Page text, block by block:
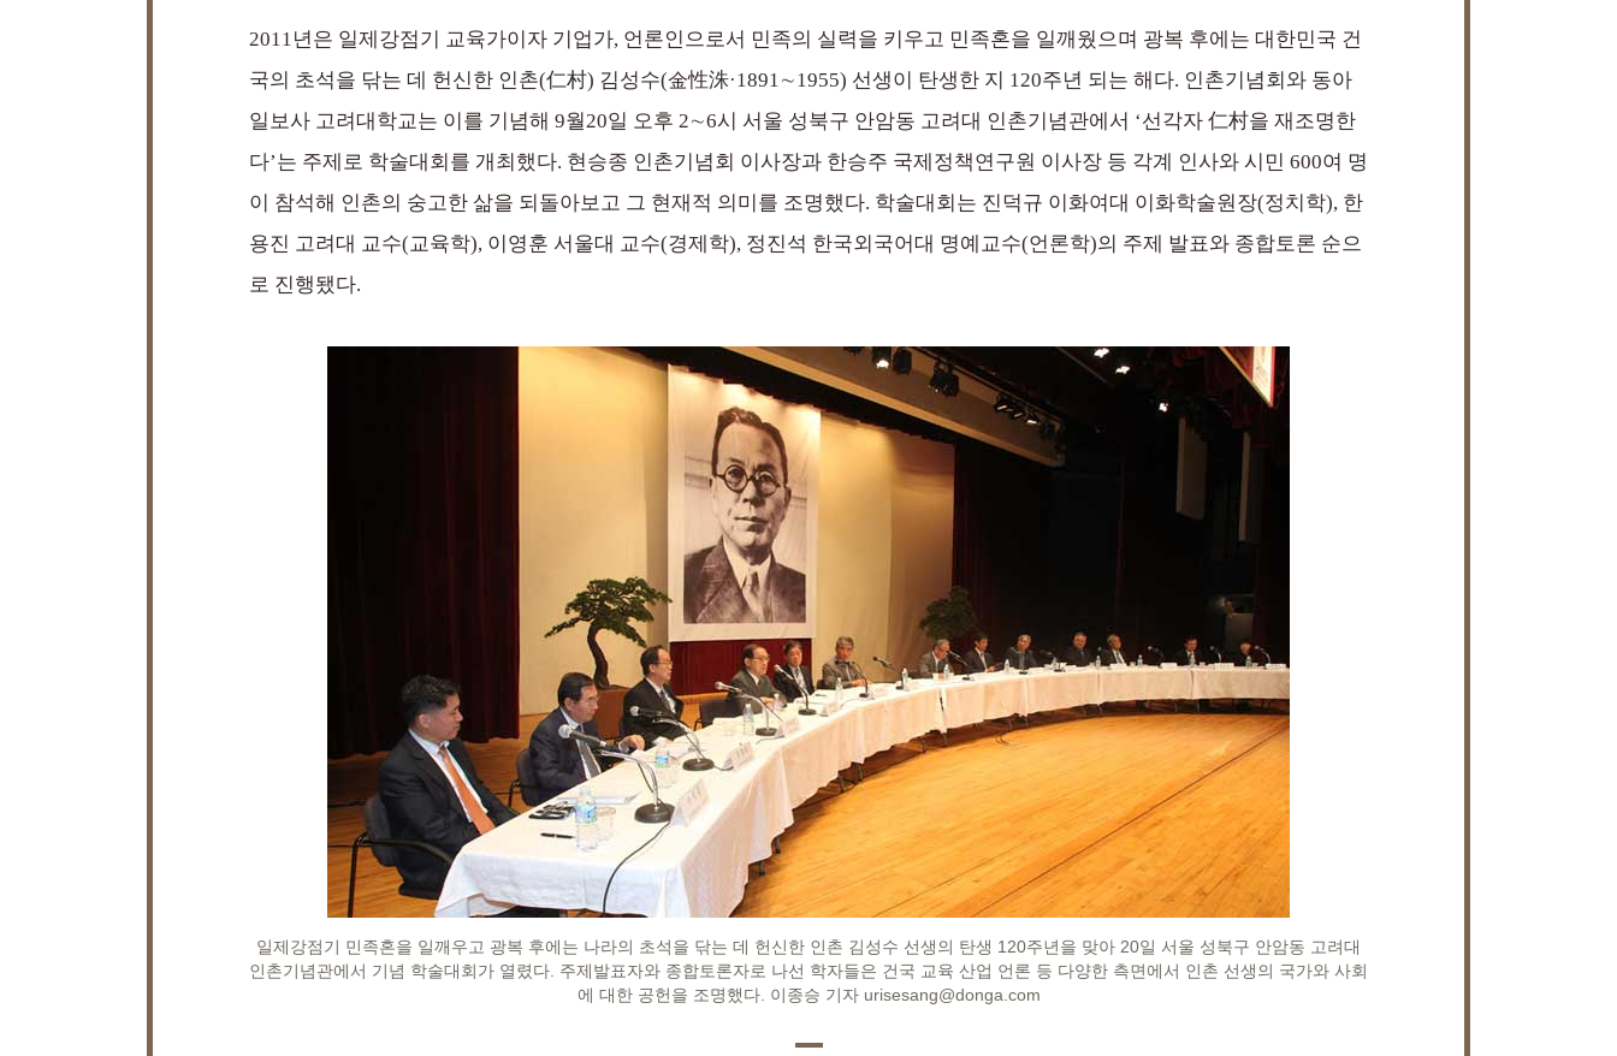
2011년은 일제강점기 교육가이자 기업가, 언론인으로서 민족의 실력을 키우고 민족혼을 일깨웠으며 광복 후에는 대한민국 건
국의 초석을 닦는 데 헌신한 인촌(仁村) 김성수(金性洙·1891∼1955) 선생이 탄생한 지 120주년 되는 해다. 인촌기념회와 동아
일보사 고려대학교는 이를 기념해 9월20일 오후 2∼6시 서울 성북구 안암동 고려대 인촌기념관에서 ‘선각자 仁村을 재조명한
다’는 주제로 학술대회를 개최했다. 현승종 인촌기념회 이사장과 한승주 국제정책연구원 이사장 등 각계 인사와 시민 600여 명
이 참석해 인촌의 숭고한 삶을 되돌아보고 그 현재적 의미를 조명했다. 학술대회는 진덕규 이화여대 이화학술원장(정치학), 한
용진 고려대 교수(교육학), 이영훈 서울대 교수(경제학), 정진석 한국외국어대 명예교수(언론학)의 주제 발표와 종합토론 순으
로 진행됐다.
일제강점기 민족혼을 일깨우고 광복 후에는 나라의 초석을 닦는 데 헌신한 인촌 김성수 선생의 탄생 120주년을 맞아 20일 서울 성북구 안암동 고려대
인촌기념관에서 기념 학술대회가 열렸다. 주제발표자와 종합토론자로 나선 학자들은 건국 교육 산업 언론 등 다양한 측면에서 인촌 선생의 국가와 사회
에 대한 공헌을 조명했다. 이종승 기자 urisesang@donga.com